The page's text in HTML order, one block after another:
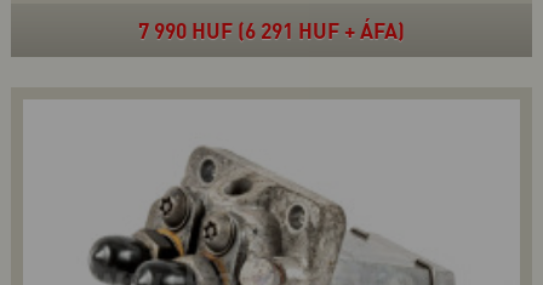
7 990 HUF (6 291 HUF + ÁFA)